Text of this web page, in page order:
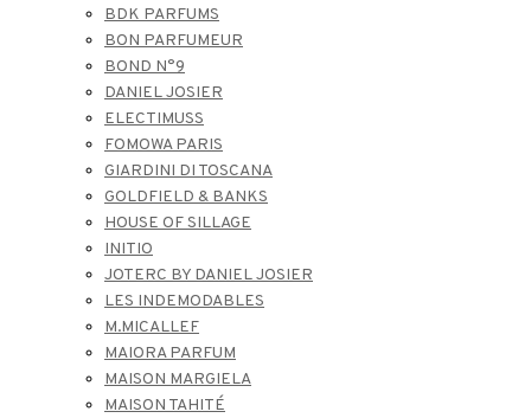
BDK PARFUMS
BON PARFUMEUR
BOND N°9
DANIEL JOSIER
ELECTIMUSS
FOMOWA PARIS
GIARDINI DI TOSCANA
GOLDFIELD & BANKS
HOUSE OF SILLAGE
INITIO
JOTERC BY DANIEL JOSIER
LES INDEMODABLES
M.MICALLEF
MAIORA PARFUM
MAISON MARGIELA
MAISON TAHITÉ